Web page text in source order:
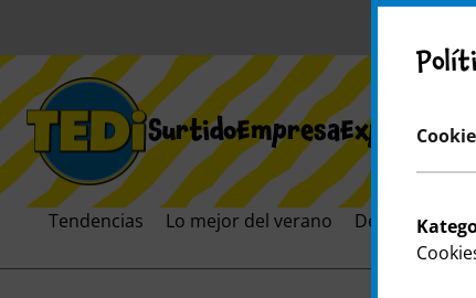
SurtidoEmpresaExpansión
Tendencias Lo mejor del verano Destacados